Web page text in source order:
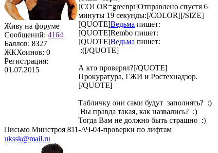
Живу на форуме
Сообщений: 4164
Баллов: 8327
ЖКХоинов: 0
Регистрация:
01.07.2015
[COLOR=greenpt]Отправлено спустя 6
минуты 19 секунды:[/COLOR][/SIZE]
[QUOTE]Ведьма пишет:
[QUOTE]Rembo пишет:
[QUOTE]Ведьма пишет:
:([/QUOTE]
А кто проверял?[/QUOTE]
Прокуратура, ГЖИ и Ростехнадзор.
[/QUOTE]
Табличку они сами будут заполнять? :)
Вы правда такая, как назвались? :)
Тогда Вам не должно быть страшно :)
Письмо Минстроя 811-АЧ-04-проверки по лифтам
ukssk@mail.ru